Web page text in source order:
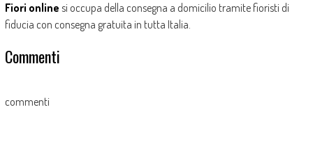
Fiori online si occupa della consegna a domicilio tramite fioristi di
fiducia con consegna gratuita in tutta Italia.
Commenti
commenti